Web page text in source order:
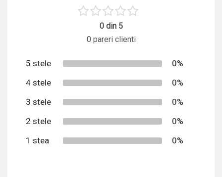
0 din 5
0 pareri clienti
5 stele
0%
4 stele
0%
3 stele
0%
2 stele
0%
1 stea
0%